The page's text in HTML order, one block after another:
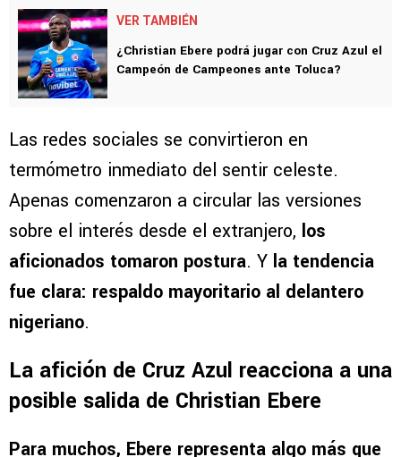
VER TAMBIÉN
¿Christian Ebere podrá jugar con Cruz Azul el
Campeón de Campeones ante Toluca?
Las redes sociales se convirtieron en
termómetro inmediato del sentir celeste.
Apenas comenzaron a circular las versiones
sobre el interés desde el extranjero, los
aficionados tomaron postura. Y la tendencia
fue clara: respaldo mayoritario al delantero
nigeriano.
La afición de Cruz Azul reacciona a una
posible salida de Christian Ebere
Para muchos, Ebere representa algo más que